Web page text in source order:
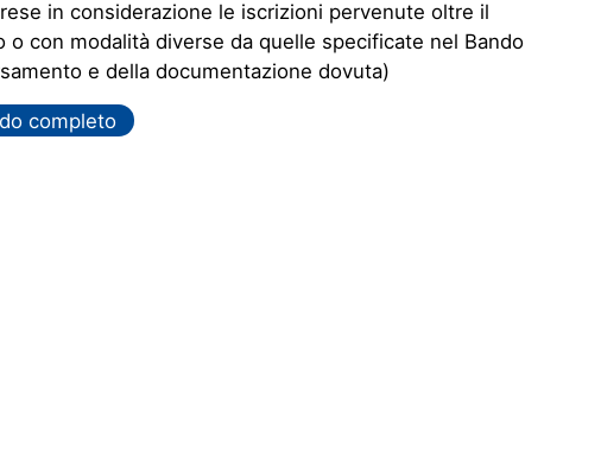
in considerazione le iscrizioni pervenute oltre il
o con modalità diverse da quelle specificate nel Bando
e della documentazione dovuta)
completo